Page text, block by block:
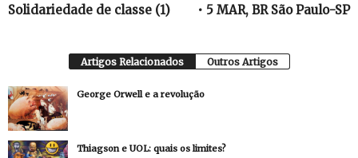
Solidariedade de classe (1) • 5 MAR, BR São Paulo-SP
Artigos Relacionados Outros Artigos
George Orwell e a revolução
Thiagson e UOL: quais os limites?